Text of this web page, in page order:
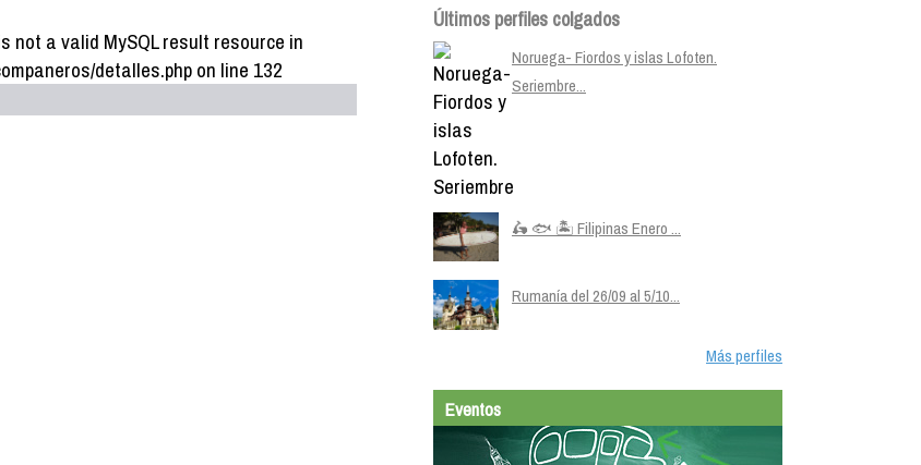
not a valid MySQL result resource in
detalles.php on line 132
Últimos perfiles colgados
Noruega- Fiordos y islas Lofoten.
Seriembre...
🛵 🐟 🏝️ Filipinas Enero ...
Rumanía del 26/09 al 5/10...
Más perfiles
Eventos